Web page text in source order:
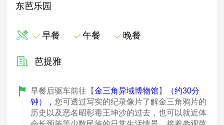
东芭乐园
早餐 午餐 晚餐
芭提雅
早餐后驱车前往【金三角异域博物馆】 （约30分
钟）
， 您可透过写实的纪录像片了解金三角鸦片的
历史以及恶名昭彰毒王坤沙的过去，也可以就近体